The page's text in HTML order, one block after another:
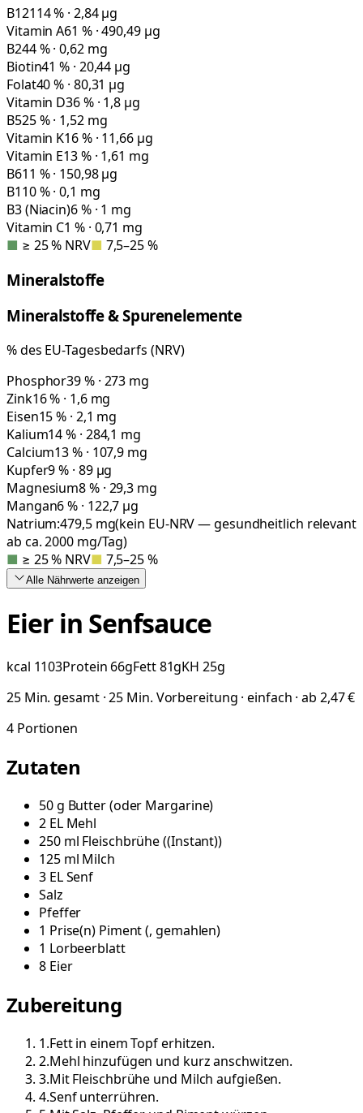
B12114 % · 2,84 µg
Vitamin A61 % · 490,49 µg
B244 % · 0,62 mg
Biotin41 % · 20,44 µg
Folat40 % · 80,31 µg
Vitamin D36 % · 1,8 µg
B525 % · 1,52 mg
Vitamin K16 % · 11,66 µg
Vitamin E13 % · 1,61 mg
B611 % · 150,98 µg
B110 % · 0,1 mg
B3 (Niacin)6 % · 1 mg
Vitamin C1 % · 0,71 mg
■ ≥ 25 % NRV■ 7,5–25 %
Mineralstoffe
Mineralstoffe & Spurenelemente
% des EU-Tagesbedarfs (NRV)
Phosphor39 % · 273 mg
Zink16 % · 1,6 mg
Eisen15 % · 2,1 mg
Kalium14 % · 284,1 mg
Calcium13 % · 107,9 mg
Kupfer9 % · 89 µg
Magnesium8 % · 29,3 mg
Mangan6 % · 122,7 µg
Natrium:479,5mg(kein EU-NRV — gesundheitlich relevant
ab ca. 2000 mg/Tag)
■ ≥ 25 % NRV■ 7,5–25 %
Alle Nährwerte anzeigen
Eier in Senfsauce
kcal 1103Protein 66gFett81gKH 25g
25 Min. gesamt · 25 Min. Vorbereitung · einfach · ab 2,47 €
4 Portionen
Zutaten
50g Butter(oder Margarine)
2 EL Mehl
250 ml Fleischbrühe((Instant))
125 ml Milch
3 ELSenf
Salz
Pfeffer
1 Prise(n) Piment(, gemahlen)
1 Lorbeerblatt
8 Eier
Zubereitung
1.Fett in einem Topf erhitzen.
2.Mehl hinzufügen und kurz anschwitzen.
3.Mit Fleischbrühe und Milch aufgießen.
4.Senf unterrühren.